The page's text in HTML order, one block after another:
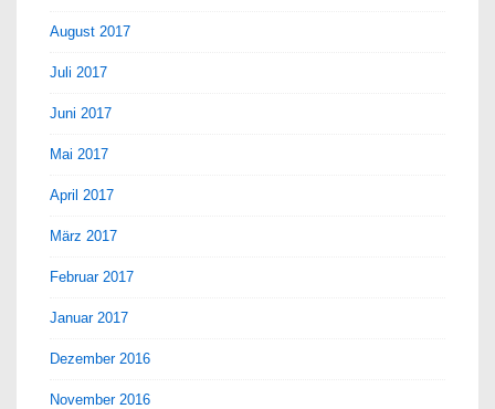
August 2017
Juli 2017
Juni 2017
Mai 2017
April 2017
März 2017
Februar 2017
Januar 2017
Dezember 2016
November 2016